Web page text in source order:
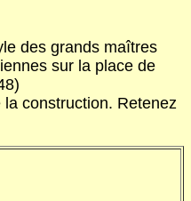
des grands maîtres
sur la place de
construction. Retenez